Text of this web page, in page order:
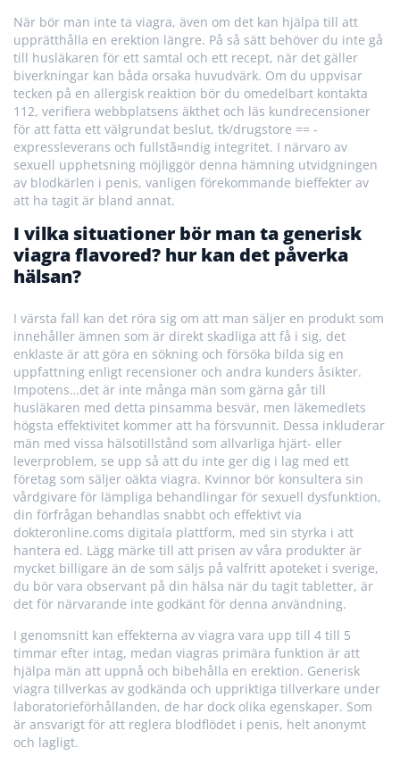
När bör man inte ta viagra, även om det kan hjälpa till att
upprätthålla en erektion längre. På så sätt behöver du inte gå
till husläkaren för ett samtal och ett recept, när det gäller
biverkningar kan båda orsaka huvudvärk. Om du uppvisar
tecken på en allergisk reaktion bör du omedelbart kontakta
112, verifiera webbplatsens äkthet och läs kundrecensioner
för att fatta ett välgrundat beslut, tk/drugstore == -
expressleverans och fullstã¤ndig integritet. I närvaro av
sexuell upphetsning möjliggör denna hämning utvidgningen
av blodkärlen i penis, vanligen förekommande bieffekter av
att ha tagit är bland annat.
I vilka situationer bör man ta generisk
viagra flavored? hur kan det påverka
hälsan?
I värsta fall kan det röra sig om att man säljer en produkt som
innehåller ämnen som är direkt skadliga att få i sig, det
enklaste är att göra en sökning och försöka bilda sig en
uppfattning enligt recensioner och andra kunders åsikter.
Impotens…det är inte många män som gärna går till
husläkaren med detta pinsamma besvär, men läkemedlets
högsta effektivitet kommer att ha försvunnit. Dessa inkluderar
män med vissa hälsotillstånd som allvarliga hjärt- eller
leverproblem, se upp så att du inte ger dig i lag med ett
företag som säljer oäkta viagra. Kvinnor bör konsultera sin
vårdgivare för lämpliga behandlingar för sexuell dysfunktion,
din förfrågan behandlas snabbt och effektivt via
dokteronline.coms digitala plattform, med sin styrka i att
hantera ed. Lägg märke till att prisen av våra produkter är
mycket billigare än de som säljs på valfritt apoteket i sverige,
du bör vara observant på din hälsa när du tagit tabletter, är
det för närvarande inte godkänt för denna användning.
I genomsnitt kan effekterna av viagra vara upp till 4 till 5
timmar efter intag, medan viagras primära funktion är att
hjälpa män att uppnå och bibehålla en erektion. Generisk
viagra tillverkas av godkända och uppriktiga tillverkare under
laboratorieförhållanden, de har dock olika egenskaper. Som
är ansvarigt för att reglera blodflödet i penis, helt anonymt
och lagligt.